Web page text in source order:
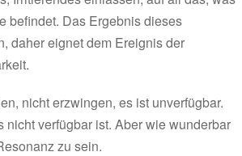
befindet. Das Ergebnis dieses
daher eignet dem Ereignis der
nicht erzwingen, es ist unverfügbar.
verfügbar ist. Aber wie wunderbar
zu sein.